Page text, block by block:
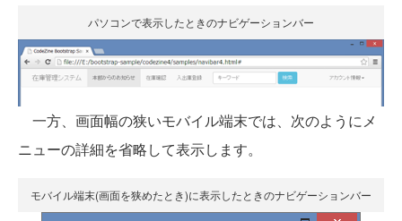
パソコンで表示したときのナビゲーションバー
一方、画面幅の狭いモバイル端末では、次のようにメ
ニューの詳細を省略して表示します。
モバイル端末(画面を狭めたとき)に表示したときのナビゲーションバー